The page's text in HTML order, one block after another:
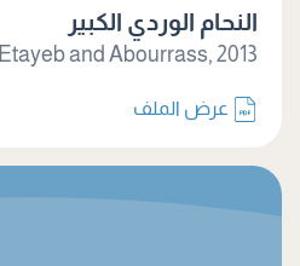
النحام الوردي الكبير
Etayeb and Abourrass, 2013
عرض الملف